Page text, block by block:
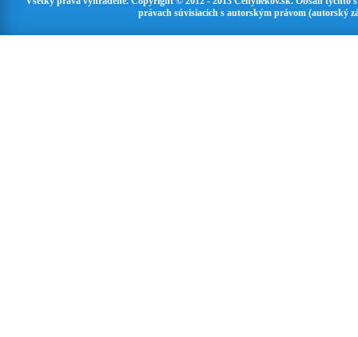
právach súvisiacich s autorským právom (autorský